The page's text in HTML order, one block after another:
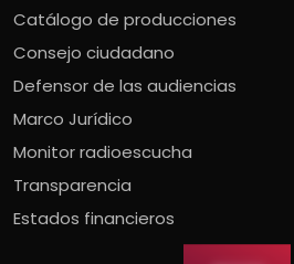
Catálogo de producciones
Consejo ciudadano
Defensor de las audiencias
Marco Jurídico
Monitor radioescucha
Transparencia
Estados financieros